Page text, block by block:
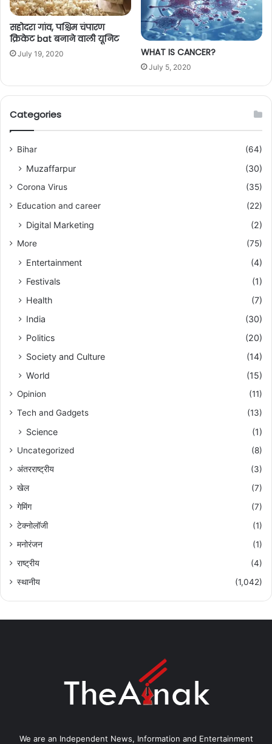
सहोदरा गांव, पश्चिम चंपारण
क्रिकेट bat बनाने वाली यूनिट
July 19, 2020 WHAT IS CANCER?
July 5, 2020
Categories
Bihar (64)
Muzaffarpur (30)
Corona Virus
(35)
Education and career
(22)
Digital Marketing (2)
More (75)
Entertainment
(4)
Festivals
(1)
Health
(7)
India
(30)
Politics
(20)
Society and Culture
(14)
World
(15)
Opinion
(11)
Tech and Gadgets
(13)
Science (1)
Uncategorized
(8)
अंतरराष्ट्रीय
(3)
खेल
(7)
गेमिंग
(7)
टेक्नोलॉजी
(1)
मनोरंजन
(1)
राष्ट्रीय
(4)
स्थानीय
(1,042)
We are an Independent News, Information and Entertainment